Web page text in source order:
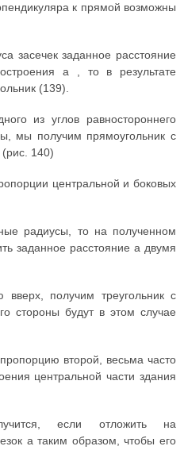
к прямой возможны
засечек заданное расстояние
а , то в результате
(139).
из углов равностороннего
мы получим прямоугольник с
(рис. 140)
центральной и боковых
радиусы, то на полученном
заданное расстояние а двумя
вверх, получим треугольник с
стороны будут в этом случае
второй, весьма часто
центральной части здания
если отложить на
а таким образом, чтобы его